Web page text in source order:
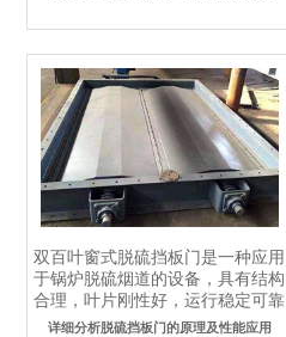
双百叶窗式脱硫挡板门是一种应用
于锅炉脱硫烟道的设备，具有结构
合理，叶片刚性好，运行稳定可靠
等优势，主..
详细分析脱硫挡板门的原理及性能应用